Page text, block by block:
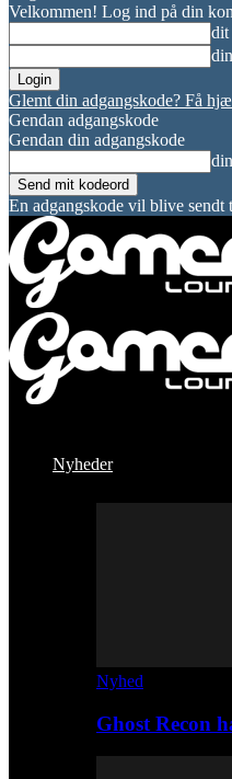
Velkommen! Log ind på din
dit
Glemt din adgangskode? Få
Gendan adgangskode
Gendan din adgangskode
En adgangskode vil blive sendt
Nyheder
Nyhed
Ghost Recon